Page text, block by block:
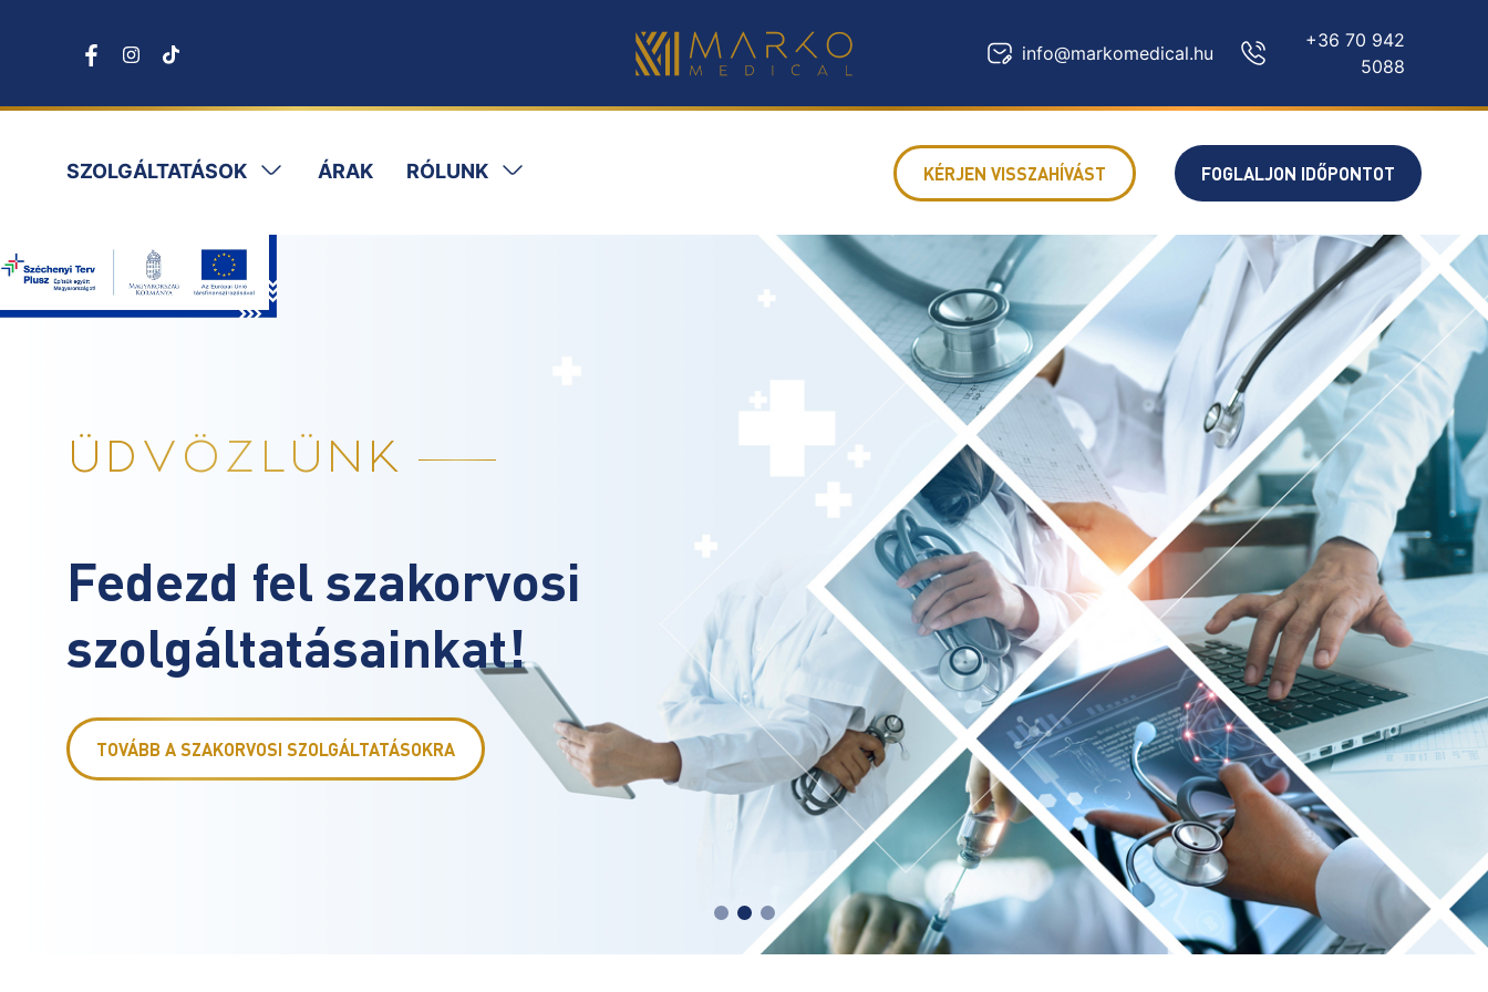
info@markomedical.hu
+36 70 942
5088
SZOLGÁLTATÁSOK ÁRAK RÓLUNK KÉRJEN VISSZAHÍVÁST FOGLALJON IDŐPONTOT
ÜDVÖZLÜNK
Fedezd Fel Esztétikai
Szolgáltatásainkat!
TOVÁBB AZ ESZTÉTIKAI KEZELÉSEKRE